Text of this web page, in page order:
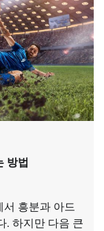
방법
흥분과 아드
. 하지만 다음 큰